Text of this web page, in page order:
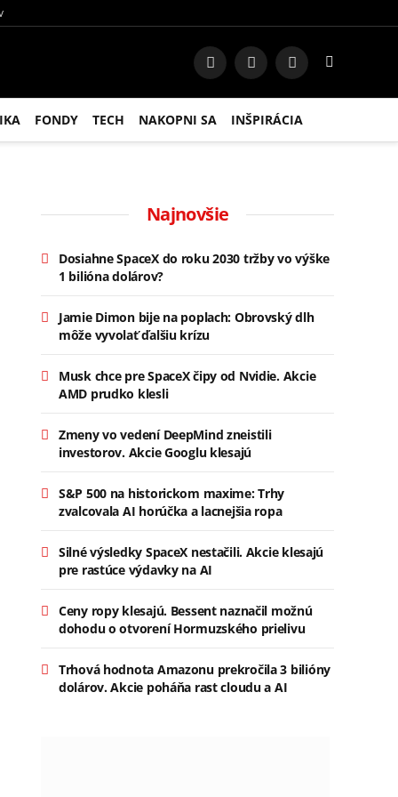
FacebookInstagram
RSS
FONDY TECH NAKOPNI SA INŠPIRÁCIA
Najnovšie
Dosiahne SpaceX do roku 2030 tržby vo výške
1 bilióna dolárov?
Jamie Dimon bije na poplach: Obrovský dlh
môže vyvolať ďalšiu krízu
Musk chce pre SpaceX čipy od Nvidie. Akcie
AMD prudko klesli
Zmeny vo vedení DeepMind zneistili
investorov. Akcie Googlu klesajú
S&P 500 na historickom maxime: Trhy
zvalcovala AI horúčka a lacnejšia ropa
Silné výsledky SpaceX nestačili. Akcie klesajú
pre rastúce výdavky na AI
Ceny ropy klesajú. Bessent naznačil možnú
dohodu o otvorení Hormuzského prielivu
Trhová hodnota Amazonu prekročila 3 bilióny
dolárov. Akcie poháňa rast cloudu a AI